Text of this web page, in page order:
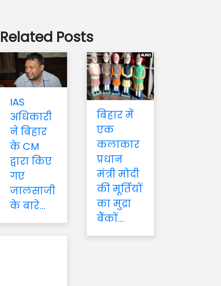
Related Posts
IAS
अधिकारी
ने बिहार
के CM
द्वारा किए
गए
जालसाजी
के बारे...
बिहार में
एक
कलाकार
प्रधान
मंत्री मोदी
की मूर्तियों
का मुद्रा
बैंकों...